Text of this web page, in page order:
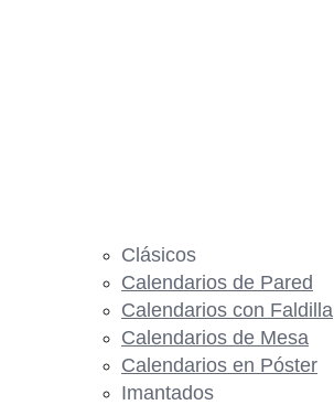
Clásicos
Calendarios de Pared
Calendarios con Faldilla
Calendarios de Mesa
Calendarios en Póster
Imantados